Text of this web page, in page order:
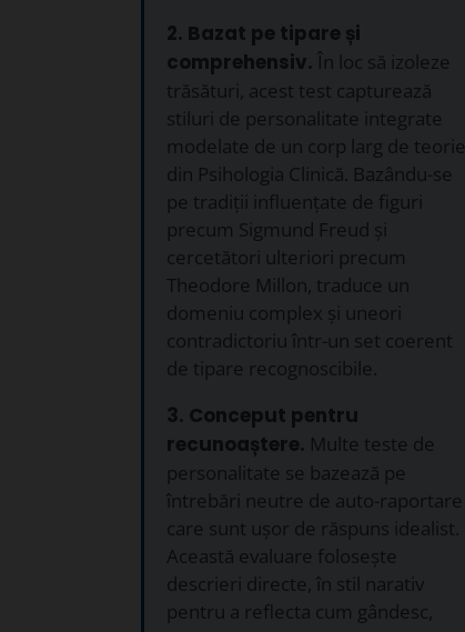
2. Bazat pe tipare și
comprehensiv. În loc să izoleze
trăsături, acest test capturează
stiluri de personalitate integrate
modelate de un corp larg de teorie
din Psihologia Clinică. Bazându-se
pe tradiții influențate de figuri
precum Sigmund Freud și
cercetători ulteriori precum
Theodore Millon, traduce un
domeniu complex și uneori
contradictoriu într-un set coerent
de tipare recognoscibile.
3. Conceput pentru
recunoaștere. Multe teste de
personalitate se bazează pe
întrebări neutre de auto-raportare
care sunt ușor de răspuns idealist.
Această evaluare folosește
descrieri directe, în stil narativ
pentru a reflecta cum gândesc,